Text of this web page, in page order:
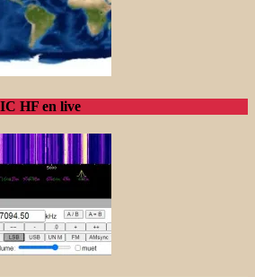
HF en live